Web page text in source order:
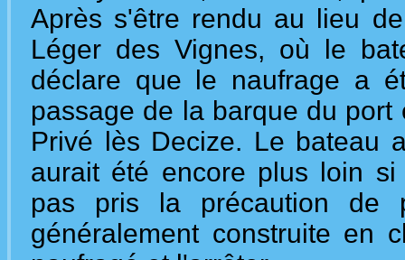
Après s'être rendu au lieu
Léger des Vignes, où le
déclare que le naufrage a
passage de la barque du
Privé lès Decize. Le bateau
aurait été encore plus loin
pas pris la précaution de
généralement construite en